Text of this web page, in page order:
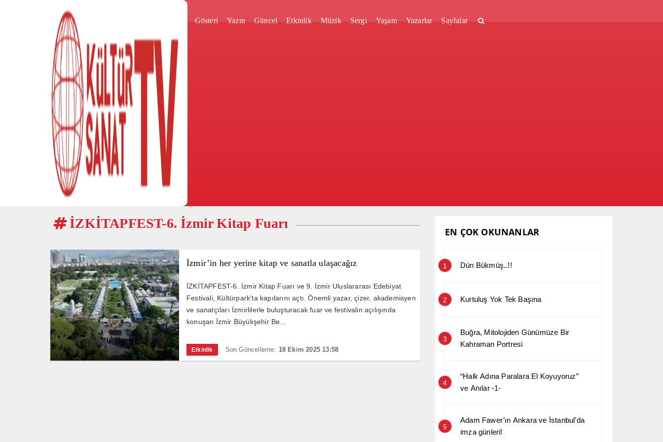
Gösteri Yazın Güncel Etkinlik Müzik Sergi Yaşam Yazarlar Sayfalar
İZKİTAPFEST-6. İzmir Kitap Fuarı
İzmir’in her yerine kitap ve sanatla ulaşacağız
İZKİTAPFEST-6. İzmir Kitap Fuarı ve 9. İzmir Uluslararası Edebiyat
Festivali, Kültürpark’ta kapılarını açtı. Önemli yazar, çizer, akademisyen
ve sanatçıları İzmirlilerle buluşturacak fuar ve festivalin açılışında
konuşan İzmir Büyükşehir Be...
Etkinlik Son Güncelleme: 18 Ekim 2025 13:58
EN ÇOK OKUNANLAR
1 Dün Bükmüş..!!
2 Kurtuluş Yok Tek Başına
3
Buğra, Mitolojiden Günümüze Bir
Kahraman Portresi
4
“Halk Adına Paralara El Koyuyoruz”
ve Anılar -1-
5
Adam Fawer’ın Ankara ve İstanbul’da
imza günleri!